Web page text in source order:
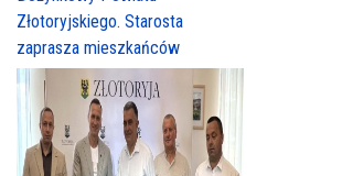
Złotoryjskiego. Starosta
zaprasza mieszkańców